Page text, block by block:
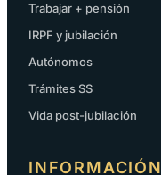
Trabajar + pensión
IRPF y jubilación
Autónomos
Trámites SS
Vida post-jubilación
INFORMACIÓN